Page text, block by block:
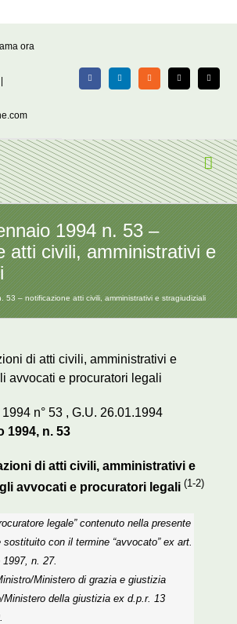
ora
FacebookLinkedIn Rss X Email
1994 n. 53 –
atti civili, amministrativi e
53 – notificazione atti civili, amministrativi e stragiudiziali
di atti civili, amministrativi e
avvocati e procuratori legali
n° 53 , G.U. 26.01.1994
1994, n. 53
di atti civili, amministrativi e
avvocati e procuratori legali (1-2)
legale” contenuto nella presente
con il termine “avvocato” ex art.
n. 27.
Ministero di grazia e giustizia
Ministero della giustizia ex d.p.r. 13